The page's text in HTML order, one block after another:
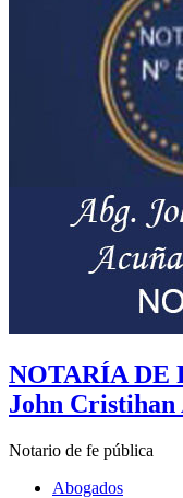
NOTARÍA DE
John Cristihan
Notario de fe pública
Abogados